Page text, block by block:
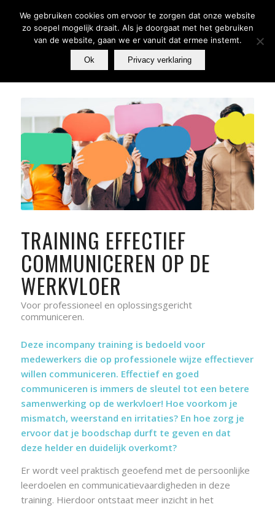
TRAINING EFFECTIEF
COMMUNICEREN OP DE
WERKVLOER
Voor professioneel en oplossingsgericht
communiceren.
Deze incompany training is bedoeld voor
medewerkers die op professionele wijze effectiever
willen communiceren. Effectief en goed
communiceren is immers de sleutel tot een betere
samenwerking op de werkvloer! Hoe voorkom je
mismatch, weerstand en irritaties? En hoe zorg je
ervoor dat je boodschap durft te geven en dat
deze helder en duidelijk overkomt?
Er wordt veel praktisch geoefend met de persoonlijke
leerdoelen en communicatievaardigheden in deze
training. Hierdoor ontstaat meer inzicht in het
We gebruiken cookies om ervoor te zorgen dat onze website
zo soepel mogelijk draait. Als je doorgaat met het gebruiken
van de website, gaan we er vanuit dat ermee instemt.
Ok Privacy verklaring